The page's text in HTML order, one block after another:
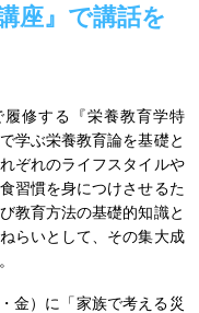
座』で講話を
修する『栄養教育学特
学ぶ栄養教育論を基礎と
ぞれのライフスタイルや
習慣を身につけさせるた
教育方法の基礎的知識と
らいとして、その集大成
金）に「家族で考える災